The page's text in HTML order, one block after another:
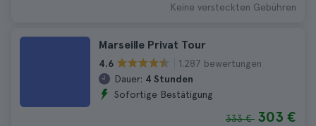
Keine versteckten Gebühren
Marseille Privat Tour
4.6
1.287 bewertungen
Dauer: 4 Stunden
Sofortige Bestätigung
333 € 303 €